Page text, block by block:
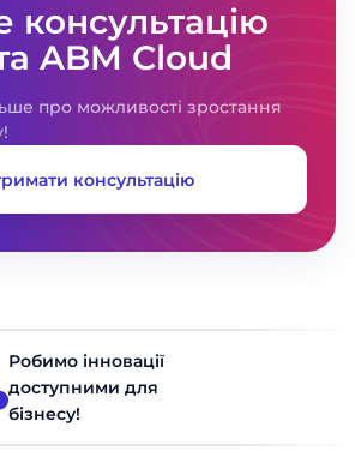
консультацію
ABM Cloud
про можливості зростання
консультацію
Робимо інновації
доступними для
бізнесу!